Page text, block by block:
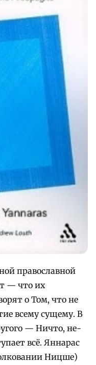
православной
— что их
о Том, что не
всему сущему. В
— Ничто, не-
всё. Яннарас
Ницше)